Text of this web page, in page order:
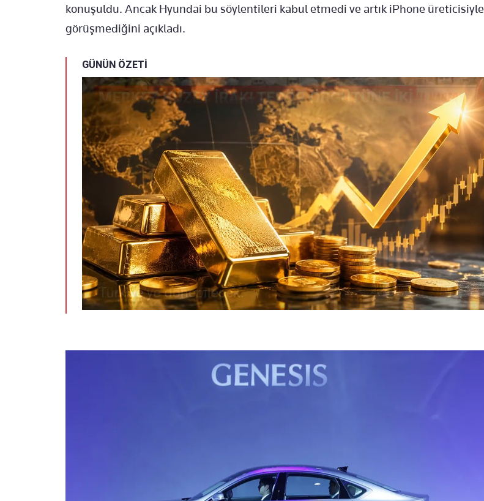
konuşuldu. Ancak Hyundai bu söylentileri kabul etmedi ve artık iPhone üreticisiyle
görüşmediğini açıkladı.
GÜNÜN ÖZETİ